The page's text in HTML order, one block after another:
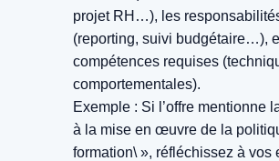
projet RH…), les
(reporting, suivi budgétaire…),
compétences requises
comportementales).
Exemple : Si l’offre mentionne
à la mise en œuvre de la
formation\ », réfléchissez à vos